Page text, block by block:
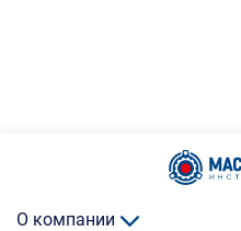
О компании